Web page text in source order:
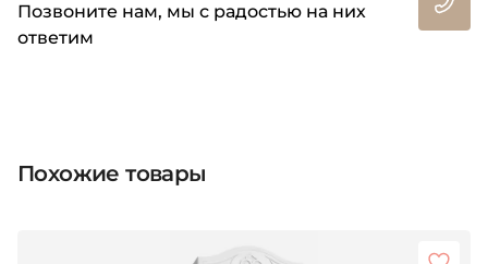
Позвоните нам, мы с радостью на них
ответим
Похожие товары